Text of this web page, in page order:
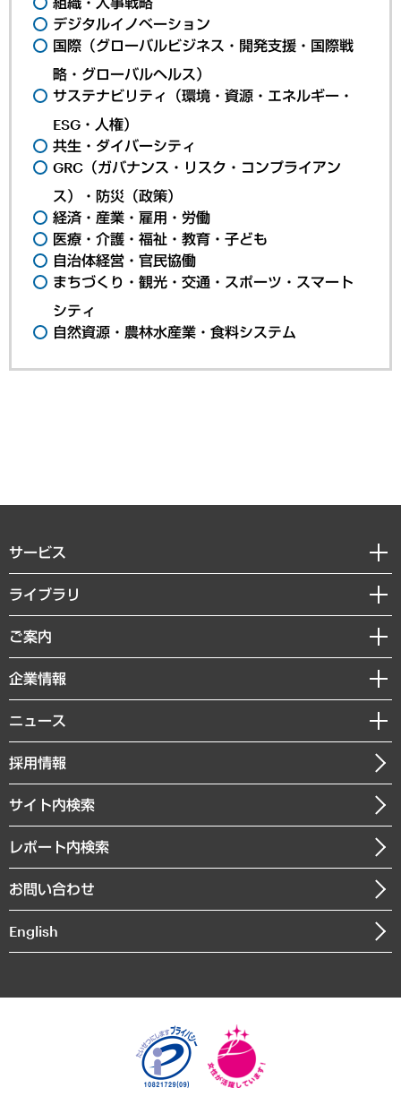
デジタルイノベーション
国際（グローバルビジネス・開発支援・国際戦
略・グローバルヘルス）
サステナビリティ（環境・資源・エネルギー・
ESG・人権）
共生・ダイバーシティ
GRC（ガバナンス・リスク・コンプライアン
ス）・防災（政策）
経済・産業・雇用・労働
医療・介護・福祉・教育・子ども
自治体経営・官民協働
まちづくり・観光・交通・スポーツ・スマート
シティ
自然資源・農林水産業・食料システム
サービス
経営戦略
組織・人事戦略
デジタルイノベーション
共生・ダイバーシティ
GRC（ガバナンス・リスク・コンプライアンス）・防災（政策）
経済・産業・雇用・労働
まちづくり・観光・交通・スポーツ・スマートシティ
自然資源・農林水産業・食料システム
ライブラリ
経済調査
レポート
コラム
経営用語集
受託・受注実績（官公庁関連）
メディア掲載・出演
ご案内
セミナー・イベント情報
MUFGビジネスセミナー
受託案件情報
企業情報
私たちの想い
社長メッセージ
会社概要
沿革
組織図・本部部室紹介
インドネシア現地法人
個人情報保護方針
ニュース
ニュースリリース
お知らせ
採用情報
サイト内検索
レポート内検索
お問い合わせ
English